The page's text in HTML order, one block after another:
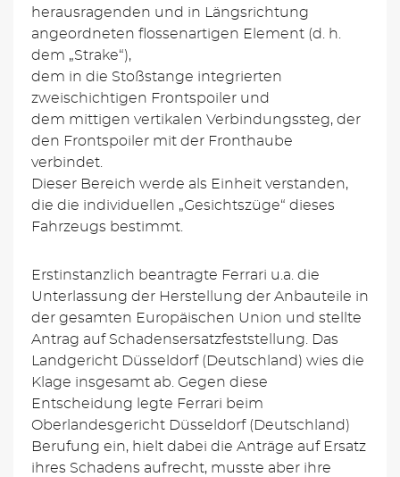
herausragenden und in Längsrichtung
angeordneten flossenartigen Element (d. h.
dem „Strake“),
dem in die Stoßstange integrierten
zweischichtigen Frontspoiler und
dem mittigen vertikalen Verbindungssteg, der
den Frontspoiler mit der Fronthaube
verbindet.
Dieser Bereich werde als Einheit verstanden,
die die individuellen „Gesichtszüge“ dieses
Fahrzeugs bestimmt.
Erstinstanzlich beantragte Ferrari u.a. die
Unterlassung der Herstellung der Anbauteile in
der gesamten Europäischen Union und stellte
Antrag auf Schadensersatzfeststellung. Das
Landgericht Düsseldorf (Deutschland) wies die
Klage insgesamt ab. Gegen diese
Entscheidung legte Ferrari beim
Oberlandesgericht Düsseldorf (Deutschland)
Berufung ein, hielt dabei die Anträge auf Ersatz
ihres Schadens aufrecht, musste aber ihre